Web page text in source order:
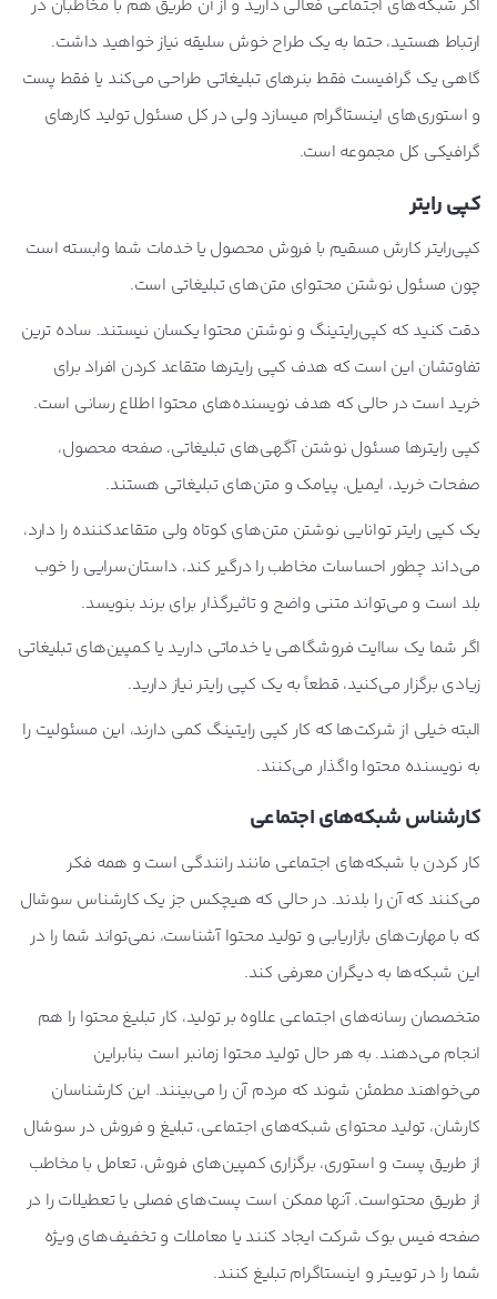
اگر شبکه‌های اجتماعی فعالی دارید و از آن طریق هم با مخاطبان در
ارتباط هستید، حتما به یک طراح خوش سلیقه نیاز خواهید داشت.
گاهی یک گرافیست فقط بنرهای تبلیغاتی طراحی می‌کند یا فقط پست
و استوری‌های اینستاگرام میسازد ولی در کل مسئول تولید کارهای
گرافیکی کل مجموعه است.
کپی رایتر
کپی‌رایتر کارش مسقیم با فروش محصول یا خدمات شما وابسته است
چون مسئول نوشتن محتوای متن‌های تبلیغاتی است.
دقت کنید که کپی‌رایتینگ و نوشتن محتوا یکسان نیستند. ساده ترین
تفاوتشان این است که هدف کپی رایترها متقاعد کردن افراد برای
خرید است در حالی که هدف نویسنده‌های محتوا اطلاع رسانی است.
کپی رایترها مسئول نوشتن آگهی‌های تبلیغاتی، صفحه محصول،
صفحات خرید، ایمیل، پیامک و متن‌های تبلیغاتی هستند.
یک کپی رایتر توانایی نوشتن متن‌های کوتاه ولی متقاعدکننده را دارد،
می‌داند چطور احساسات مخاطب را درگیر کند، داستان‌سرایی را خوب
بلد است و می‌تواند متنی واضح و تاثیرگذار برای برند بنویسد.
اگر شما یک ساایت فروشگاهی یا خدماتی دارید یا کمپین‌های تبلیغاتی
زیادی برگزار می‌کنید، قطعاً به یک کپی رایتر نیاز دارید.
البته خیلی از شرکت‌ها که کار کپی رایتینگ کمی دارند، این مسئولیت را
به نویسنده محتوا واگذار می‌کنند.
کارشناس شبکه‌های اجتماعی
کار کردن با شبکه‌های اجتماعی مانند رانندگی است و همه فکر
می‌کنند که آن را بلدند. در حالی که هیچکس جز یک کارشناس سوشال
که با مهارت‌های بازاریابی و تولید محتوا آشناست، نمی‌تواند شما را در
این شبکه‌ها به دیگران معرفی کند.
متخصصان رسانه‌های اجتماعی علاوه بر تولید، کار تبلیغ محتوا را هم
انجام می‌دهند. به هر حال تولید محتوا زمانبر است بنابراین
می‌خواهند مطمئن شوند که مردم آن را می‌بینند. این کارشناسان
کارشان، تولید محتوای شبکه‌های اجتماعی، تبلیغ و فروش در سوشال
از طریق پست و استوری، برگزاری کمپین‌های فروش، تعامل با مخاطب
از طریق محتواست. آنها ممکن است پست‌های فصلی یا تعطیلات را در
صفحه فیس بوک شرکت ایجاد کنند یا معاملات و تخفیف‌های ویژه
شما را در توییتر و اینستاگرام تبلیغ کنند.